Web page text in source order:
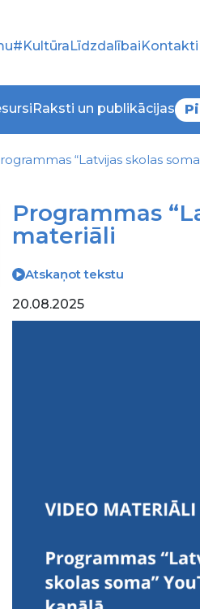
#KultūraLīdzdalībai Kontakti
Raksti un publikācijas
“Latvijas skolas
Programmas
materiāli
Atskaņot tekstu
20.08.2025